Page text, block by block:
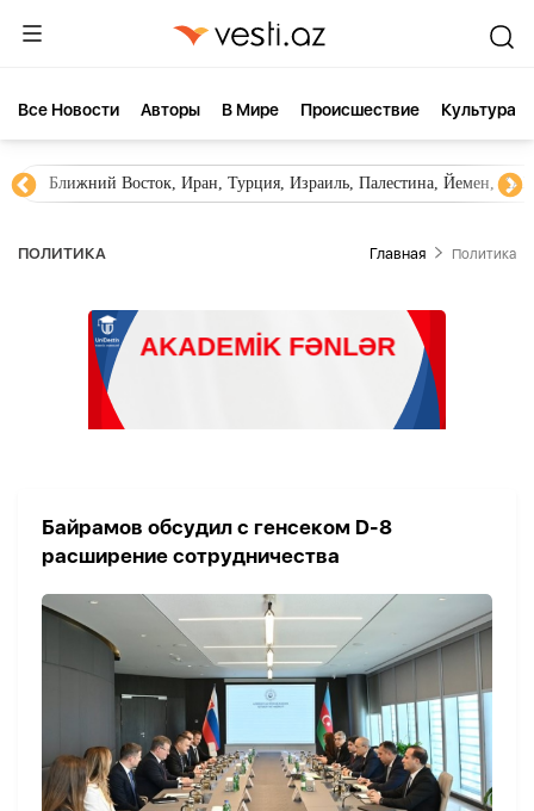
Все Новости Aвторы В Мире Происшествие Культура
Ближний Восток, Иран, Турция, Израиль, Палестина, Йемен,
ПОЛИТИКА Главная Политика
Байрамов обсудил с генсеком D-8
расширение сотрудничества